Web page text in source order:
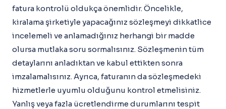
fatura kontrolü oldukça önemlidir. Öncelikle,
kiralama şirketiyle yapacağınız sözleşmeyi dikkatlice
incelemeli ve anlamadığınız herhangi bir madde
olursa mutlaka soru sormalısınız. Sözleşmenin tüm
detaylarını anladıktan ve kabul ettikten sonra
imzalamalısınız. Ayrıca, faturanın da sözleşmedeki
hizmetlerle uyumlu olduğunu kontrol etmelisiniz.
Yanlış veya fazla ücretlendirme durumlarını tespit